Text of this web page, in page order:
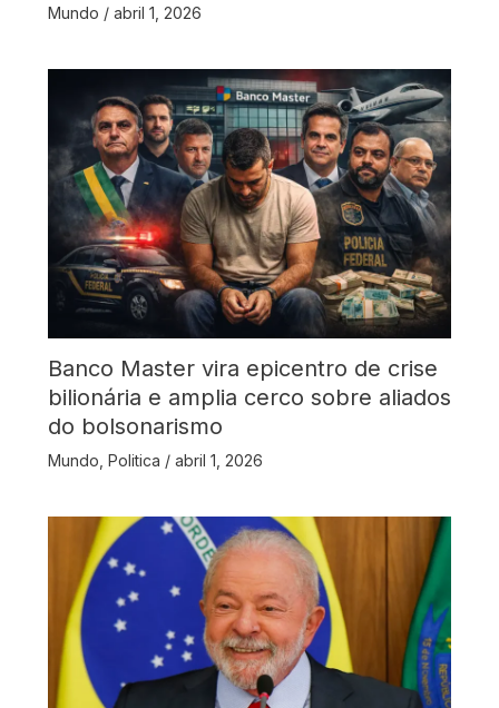
Mundo / abril 1, 2026
Banco Master vira epicentro de crise
bilionária e amplia cerco sobre aliados
do bolsonarismo
Mundo Politica / abril 1, 2026